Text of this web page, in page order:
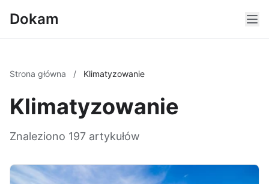
Dokam
Strona główna / Klimatyzowanie
Klimatyzowanie
Znaleziono 197 artykułów